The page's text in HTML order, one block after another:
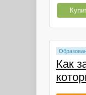
Как